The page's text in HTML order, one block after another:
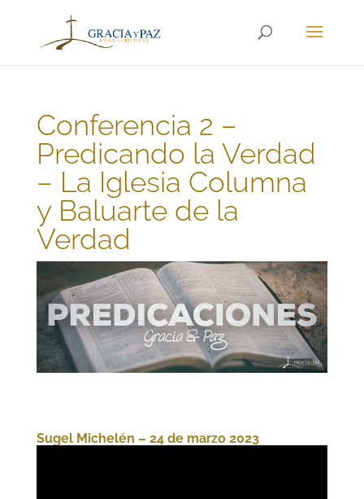
Conferencia 2 –
Predicando la Verdad
– La Iglesia Columna
y Baluarte de la
Verdad
Sugel Michelén – 24 de marzo 2023